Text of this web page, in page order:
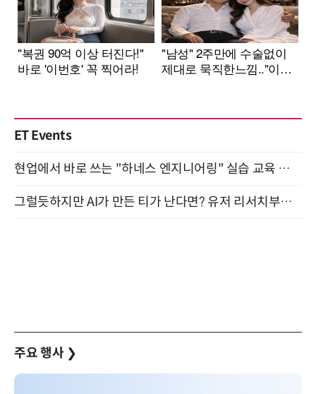
ET Events
현업에서 바로 쓰는 "하네스 엔지니어링" 실습 교육 워크숍 8월 20일 개최
그럴듯하지만 AI가 만든 티가 난다면? 유저 리서치부터 배포까지! (9/15)
주요 행사 ❯